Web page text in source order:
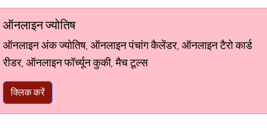
ऑनलाइन ज्योतिष
ऑनलाइन अंक ज्योतिष, ऑनलाइन पंचांग कैलेंडर, ऑनलाइन टैरो कार्ड
रीडर, ऑनलाइन फॉर्च्यून कुकी, मैच टूल्स
क्लिक करें